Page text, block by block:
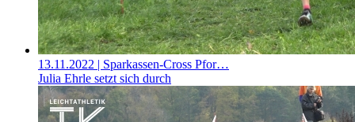
13.11.2022 | Sparkassen-Cross Pfor…
Julia Ehrle setzt sich durch